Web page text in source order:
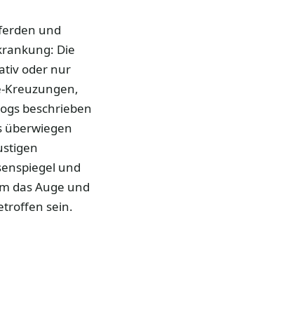
und
Die
oder nur
Kreuzungen,
beschrieben
überwiegen
und
das Auge und
sein.